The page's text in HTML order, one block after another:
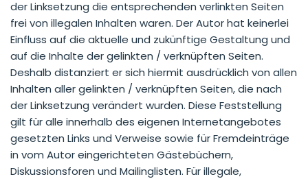
der Linksetzung die entsprechenden verlinkten Seiten
frei von illegalen Inhalten waren. Der Autor hat keinerlei
Einfluss auf die aktuelle und zukünftige Gestaltung und
auf die Inhalte der gelinkten / verknüpften Seiten.
Deshalb distanziert er sich hiermit ausdrücklich von allen
Inhalten aller gelinkten / verknüpften Seiten, die nach
der Linksetzung verändert wurden. Diese Feststellung
gilt für alle innerhalb des eigenen Internetangebotes
gesetzten Links und Verweise sowie für Fremdeinträge
in vom Autor eingerichteten Gästebüchern,
Diskussionsforen und Mailinglisten. Für illegale,